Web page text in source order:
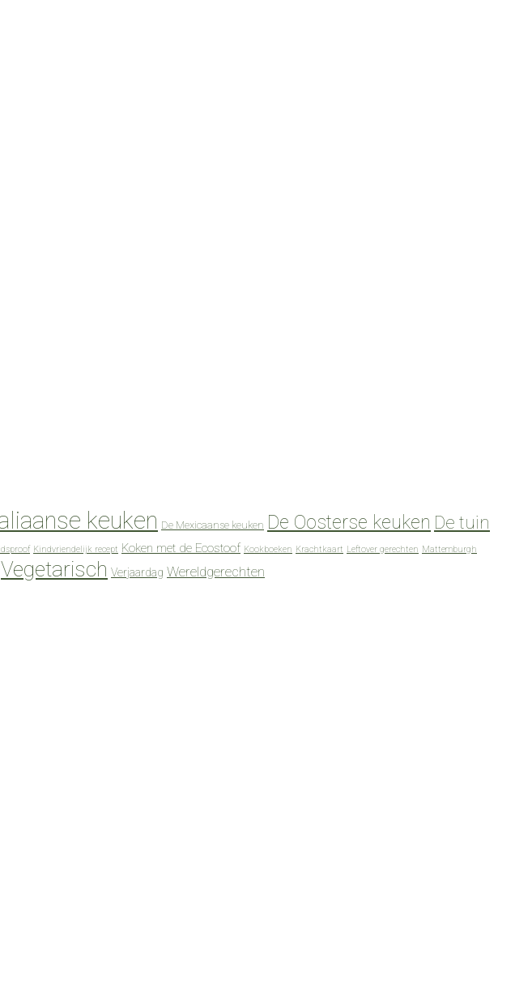
keuken De Mexicaanse keuken De Oosterse keuken De tuin
Kindvriendelijk recept Koken met de Ecostoof Kookboeken Krachtkaart Leftover gerechten Mattemburgh
Vegetarisch Verjaardag Wereldgerechten